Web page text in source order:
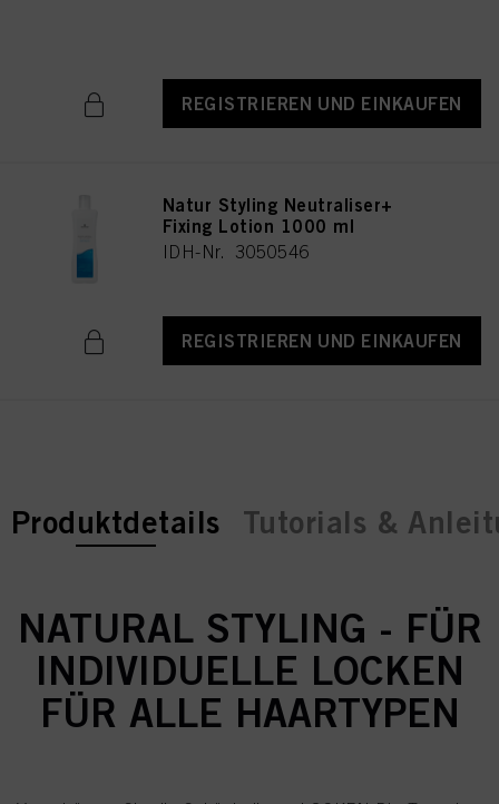
REGISTRIEREN UND EINKAUFEN
Natur Styling Neutraliser+
Fixing Lotion 1000 ml
IDH-Nr. 3050546
REGISTRIEREN UND EINKAUFEN
current tab:
Produktdetails Tutorials &
NATURAL STYLING - FÜR
INDIVIDUELLE LOCKEN
FÜR ALLE HAARTYPEN